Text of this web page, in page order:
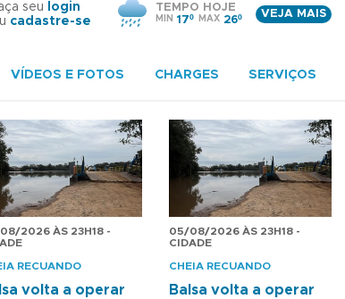
seu
login
cadastre-se
TEMPO HOJE
MIN 17º MAX 26º
VEJA MAIS
VÍDEOS E FOTOS CHARGES SERVIÇOS
sábado
2026 ÀS 23H18 -
RECUANDO
volta a operar
05/08/2026 ÀS 23H18 -
CIDADE
CHEIA RECUANDO
Balsa volta a operar